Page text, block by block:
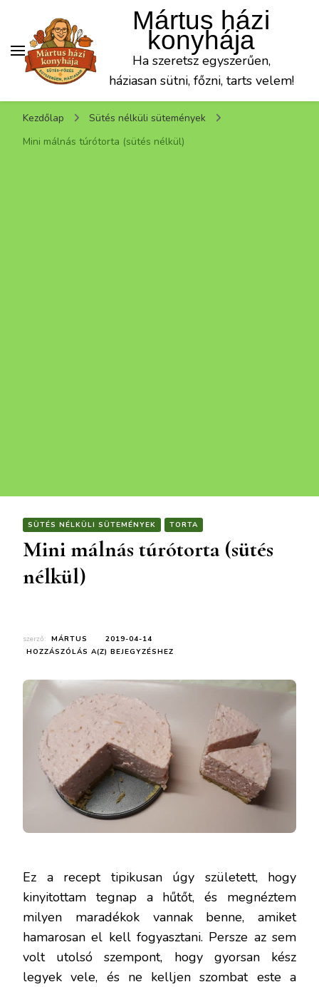
Mártus házi
konyhája
Ha szeretsz egyszerűen,
háziasan sütni, főzni, tarts velem!
Kezdőlap
Sütés nélküli sütemények
Mini málnás túrótorta (sütés nélkül)
SÜTÉS NÉLKÜLI SÜTEMÉNYEK TORTA
Mini málnás túrótorta (sütés
nélkül)
szerző: MÁRTUS
2019-04-14
HOZZÁSZÓLÁS A(Z) MINI
NÉLKÜL)
BEJEGYZÉSHEZ
Ez a recept tipikusan úgy született, hogy
kinyitottam tegnap a hűtőt, és megnéztem
milyen maradékok vannak benne, amiket
hamarosan el kell fogyasztani. Persze az sem
volt utolsó szempont, hogy gyorsan kész
legyek vele, és ne kelljen szombat este a